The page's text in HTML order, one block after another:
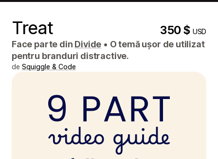
Treat 350 $USD
Face parte din Divide • O temă ușor de utilizat
pentru branduri distractive.
de Squiggle & Code